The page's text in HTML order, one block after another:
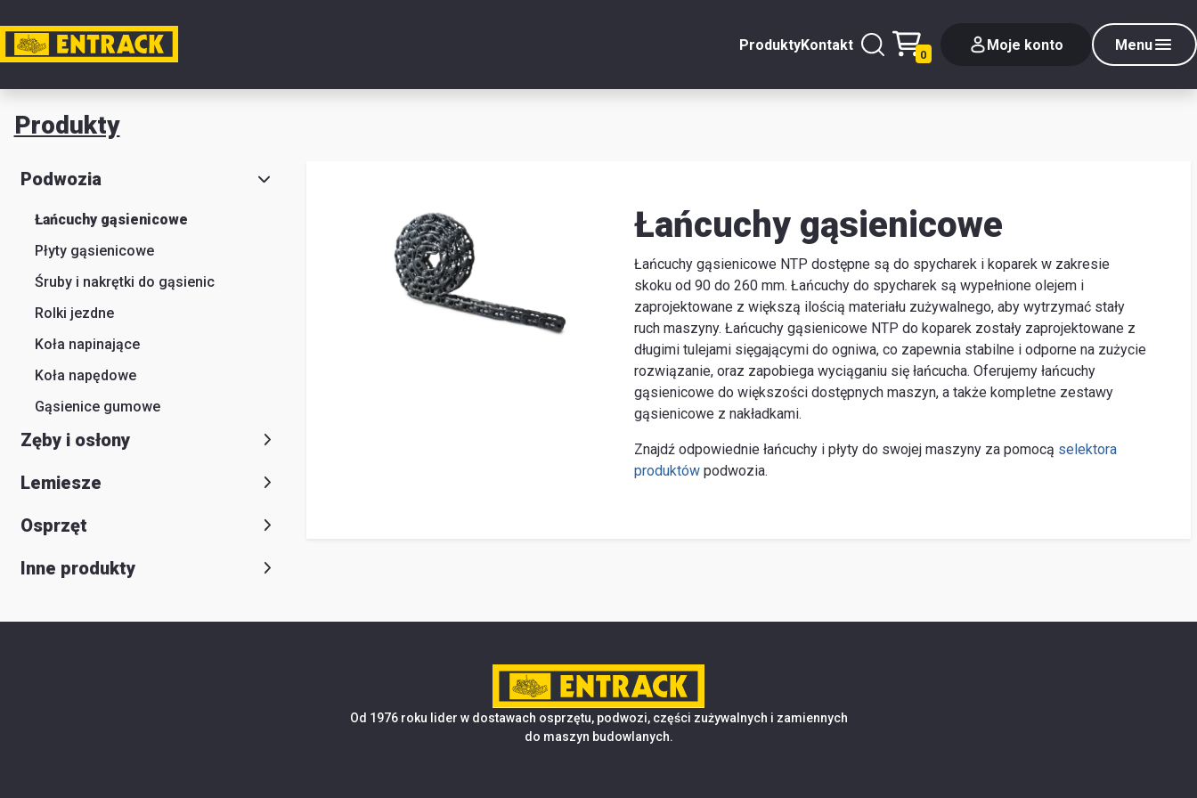
ProduktyKontakt
0
Moje konto Menu
Moje konto Zamknij
produktu
Magazyny
Produkty
Podwozia
Łańcuchy gąsienicowe
Płyty gąsienicowe
Śruby i nakrętki do gąsienic
Rolki jezdne
Koła napinające
Koła napędowe
Gąsienice gumowe
Zęby i osłony
Lemiesze
Osprzęt
Inne produkty
Łańcuchy gąsienicowe
Łańcuchy gąsienicowe NTP dostępne są do spycharek i koparek w zakresie
skoku od 90 do 260 mm. Łańcuchy do spycharek są wypełnione olejem i
zaprojektowane z większą ilością materiału zużywalnego, aby wytrzymać stały
ruch maszyny. Łańcuchy gąsienicowe NTP do koparek zostały zaprojektowane z
długimi tulejami sięgającymi do ogniwa, co zapewnia stabilne i odporne na zużycie
rozwiązanie, oraz zapobiega wyciąganiu się łańcucha. Oferujemy łańcuchy
gąsienicowe do większości dostępnych maszyn, a także kompletne zestawy
gąsienicowe z nakładkami.
Znajdź odpowiednie łańcuchy i płyty do swojej maszyny za pomocą selektora
produktówpodwozia.
Od 1976 roku lider w dostawach osprzętu, podwozi, części zużywalnych i zamiennych
do maszyn budowlanych.